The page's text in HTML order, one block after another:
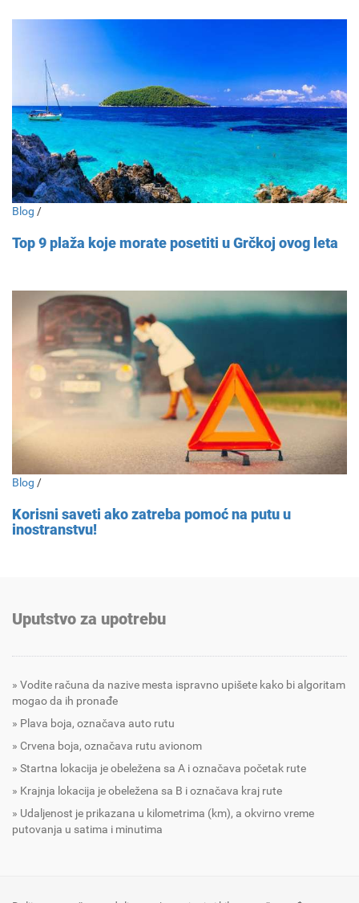
Blog /
Top 9 plaža koje morate posetiti u Grčkoj ovog leta
Blog /
Korisni saveti ako zatreba pomoć na putu u
inostranstvu!
Uputstvo za upotrebu
Vodite računa da nazive mesta ispravno upišete kako bi algoritam
mogao da ih pronađe
Plava boja, označava auto rutu
Crvena boja, označava rutu avionom
Startna lokacija je obeležena sa A i označava početak rute
Krajnja lokacija je obeležena sa B i označava kraj rute
Udaljenost je prikazana u kilometrima (km), a okvirno vreme
putovanja u satima i minutima